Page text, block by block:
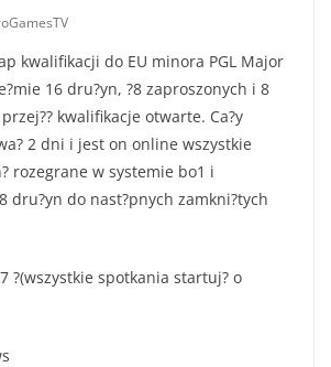
kwalifikacji do EU minora PGL Major
16 dru?yn, ?8 zaproszonych i 8
kwalifikacje otwarte. Ca?y
2 dni i jest on online wszystkie
rozegrane w systemie bo1 i
dru?yn do nast?pnych zamkni?tych
?(wszystkie spotkania startuj? o